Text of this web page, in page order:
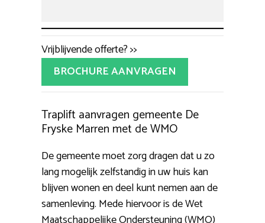
Vrijblijvende offerte? >>
BROCHURE AANVRAGEN
Traplift aanvragen gemeente De
Fryske Marren met de WMO
De gemeente moet zorg dragen dat u zo
lang mogelijk zelfstandig in uw huis kan
blijven wonen en deel kunt nemen aan de
samenleving. Mede hiervoor is de Wet